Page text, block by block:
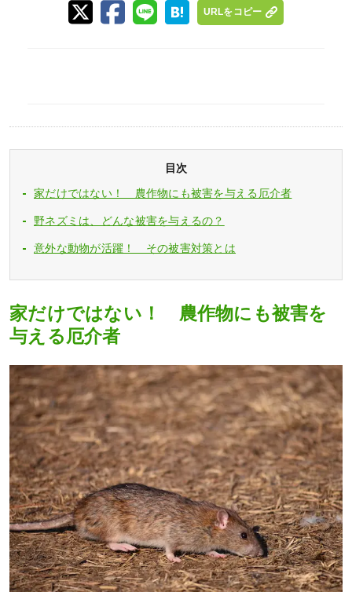
URLをコピー
目次
家だけではない！ 農作物にも被害を与える厄介者
野ネズミは、どんな被害を与えるの？
意外な動物が活躍！ その被害対策とは
家だけではない！ 農作物にも被害を
与える厄介者